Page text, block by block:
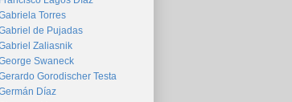
Torres
de Pujadas
Zaliasnik
Swaneck
Gorodischer Testa
Díaz